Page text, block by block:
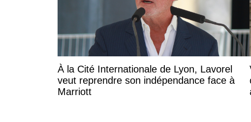
À la Cité Internationale de Lyon, Lavorel
veut reprendre son indépendance face à
Marriott